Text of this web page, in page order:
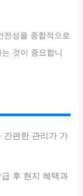
성을 종합적으로
것이 중요합니
간편한 관리가 가
후 현지 혜택과